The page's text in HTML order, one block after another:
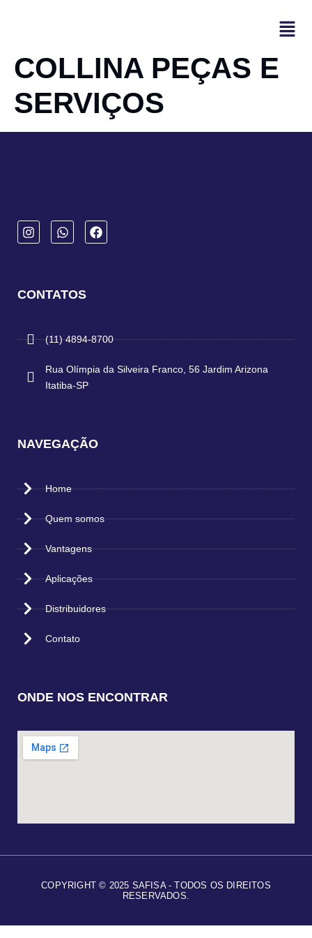
COLLINA PEÇAS E
SERVIÇOS
CONTATOS
(11) 4894-8700
Rua Olímpia da Silveira Franco, 56 Jardim Arizona
Itatiba-SP
NAVEGAÇÃO
Home
Quem somos
Vantagens
Aplicações
Distribuidores
Contato
ONDE NOS ENCONTRAR
COPYRIGHT © 2025 SAFISA - TODOS OS DIREITOS
RESERVADOS.